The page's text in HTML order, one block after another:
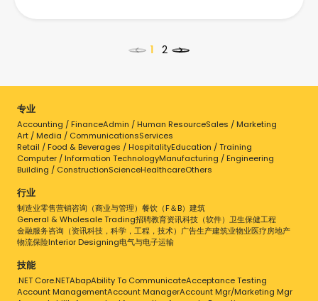
< >
点击工作查看详情
专业
Accounting / FinanceAdmin / Human ResourceSales / Marketing
Art / Media / CommunicationsServices
Retail / Food & Beverages / HospitalityEducation / Training
Computer / Information TechnologyManufacturing / Engineering
Building / ConstructionScienceHealthcareOthers
行业
制造业零售营销咨询（商业与管理） 餐饮（F＆B） 建筑
General & Wholesale Trading招聘教育资讯科技（软件） 卫生保健工程
金融服务咨询（资讯科技，科学，工程，技术） 广告生产建筑业物业医疗房地产
物流保险Interior Designing电气与电子运输
技能
.NET Core.NETAbapAbility To CommunicateAcceptance Testing
Account ManagementAccount ManagerAccount Mgr/Marketing Mgr